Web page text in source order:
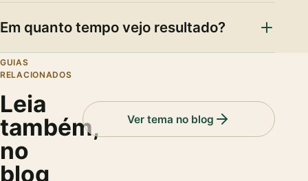
Em quanto tempo vejo resultado?
GUIAS
RELACIONADOS
Leia
também,
no
blog
Ver tema no blog